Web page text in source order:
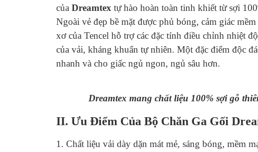
của Dreamtextự hào hoàn toàn tinh khiết từ sợi
Ngoài vẻ đẹp bề mặt được phủ bóng, cảm giác
xơ của Tencel hỗ trợ các đặc tính điều chỉnh nhiệt
của vải, kháng khuẩn tự nhiên. Một đặc điểm độc
nhanh và cho giấc ngủ ngon, ngủ sâu hơn.
Dreamtex mang chất liệu 100% sợi gỗ
II. Ưu Điểm Của Bộ Chăn Ga Gối
1. Chất liệu vải dày dặn mát mẻ, sáng bóng, mềm